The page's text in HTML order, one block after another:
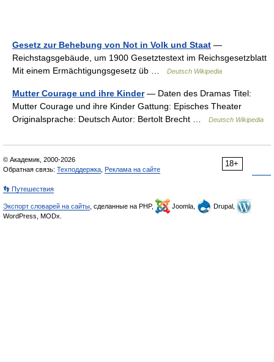
Gesetz zur Behebung von Not in Volk und Staat —
Reichstagsgebäude, um 1900 Gesetztestext im Reichsgesetzblatt
Mit einem Ermächtigungsgesetz üb …
Deutsch Wikipedia
Mutter Courage und ihre Kinder— Daten des Dramas Titel:
Mutter Courage und ihre Kinder Gattung: Episches Theater
Originalsprache: Deutsch Autor: Bertolt Brecht …
Deutsch Wikipedia
18+
© Академик, 2000-2026
Обратная связь: Техподдержка Реклама на сайте
👣 Путешествия
Экспорт словарей на сайты , сделанные на PHP, Joomla,
Drupal,
WordPress, MODx.